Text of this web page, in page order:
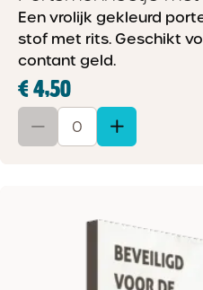
Een vrolijk gekleurd
stof met rits. Geschikt
contant geld.
€ 4,50